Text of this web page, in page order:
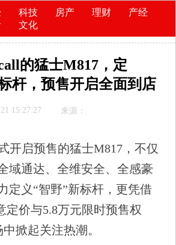
科技 房产 理财
产经
文化
的猛士M817，定
杆，预售开启全面到店
15:27:27 来源：
开启预售的猛士M817，不仅
域通达、全维安全、全感豪
定义“智野”新标杆，更凭借
定价与5.8万元限时预售权
掀起关注热潮。